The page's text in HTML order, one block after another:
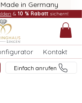
in Germany
Kontakt
Einfach anrufen
& 10 % Rabatt sichern!